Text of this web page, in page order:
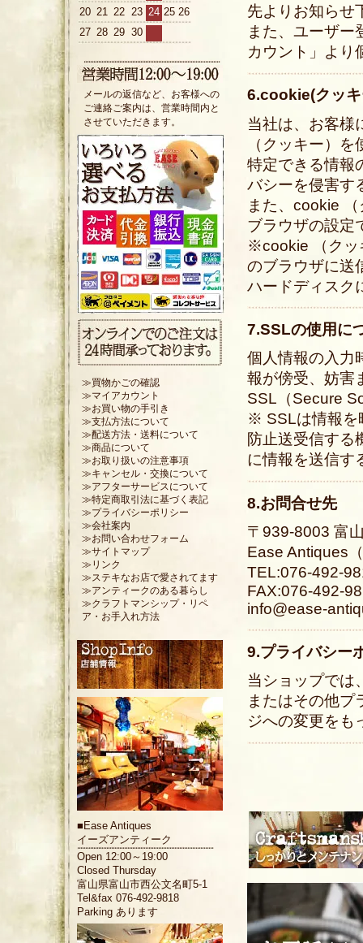
先よりお知らせ
また、ユーザー
カウント」より
6.cookie(クッ
当社は、お客様
（クッキー）
特定できる情報
バシーを侵害す
また、cookie
ブラウザの設定
※cookie （クッ
のブラウザに送
ハードディスク
7.SSLの使用に
個人情報の入力
報が傍受、妨害
SSL（Secure
※ SSLは情報を
防止送受信する
に情報を送信す
8.お問合せ先
〒939-8003 富
Ease Antiques
TEL:076-492-
FAX:076-492-
info@ease-
9.プライバシー
当ショップでは
またはその他プ
ジへの変更をも
20 21 22 23 24 25 26
27 28 29 30
メールの返信など、お客様への
ご連絡ご案内は、営業時間内と
させていただきます。
≫買物かごの確認
≫マイアカウント
≫お買い物の手引き
≫支払方法について
≫配送方法・送料について
≫商品について
≫お取り扱いの注意事項
≫キャンセル・交換について
≫アフターサービスについて
≫特定商取引法に基づく表記
≫プライバシーポリシー
≫会社案内
≫お問い合わせフォーム
≫サイトマップ
≫リンク
≫ステキなお店で愛されてます
≫アンティークのある暮らし
≫クラフトマンシップ・リペ
ア・お手入れ方法
■ Ease Antiques
イーズアンティーク
Open 12:00～19:00
Closed Thursday
富山県富山市西公文名町5-1
Tel&fax 076-492-9818
Parking あります